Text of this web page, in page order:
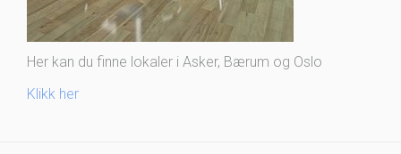
Her kan du finne lokaler i Asker, Bærum og Oslo
Klikk her